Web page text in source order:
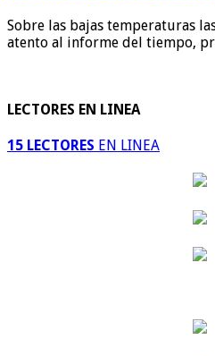
Sobre las bajas temperaturas
atento al informe del tiempo,
LECTORES EN LINEA
15 LECTORES EN LINEA